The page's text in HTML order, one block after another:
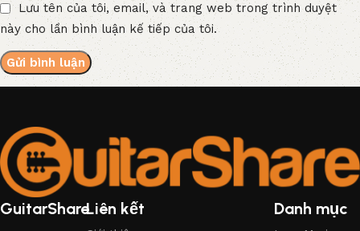
Lưu tên của tôi, email, và trang web trong trình duyệt
này cho lần bình luận kế tiếp của tôi.
GuitarShareLiên kết Danh mục